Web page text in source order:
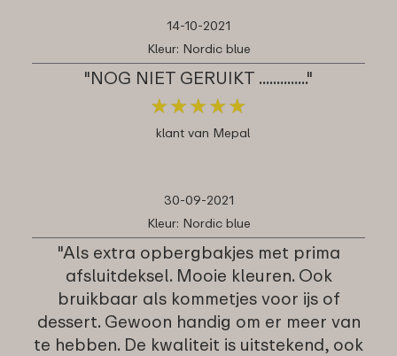
14-10-2021
Kleur: Nordic blue
"NOG NIET GERUIKT .............."
★★★★★
★★★★★
klant van Mepal
30-09-2021
Kleur: Nordic blue
"Als extra opbergbakjes met prima
afsluitdeksel. Mooie kleuren. Ook
bruikbaar als kommetjes voor ijs of
dessert. Gewoon handig om er meer van
te hebben. De kwaliteit is uitstekend, ook